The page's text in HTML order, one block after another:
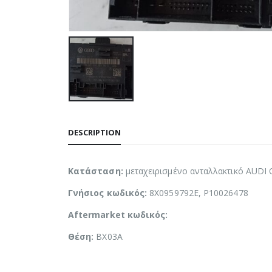
DESCRIPTION
Κατάσταση: μεταχειρισμένο ανταλλακτικό AUDI
Γνήσιος κωδικός: 8X0959792E, P10026478
Aftermarket κωδικός:
Θέση: BX03A